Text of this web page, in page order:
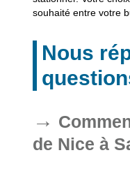
souhaité entre votre
Nous
de Nice à